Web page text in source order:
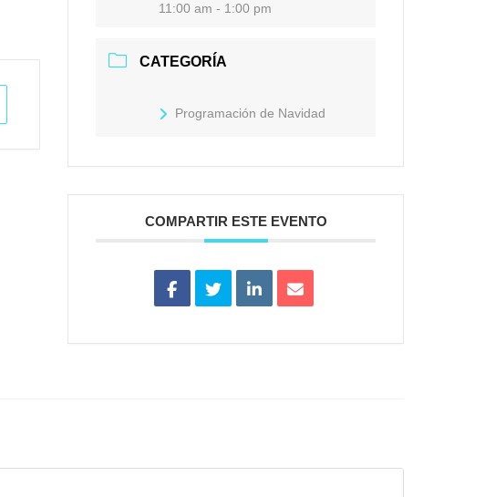
11:00 am - 1:00 pm
CATEGORÍA
Programación de Navidad
COMPARTIR ESTE EVENTO